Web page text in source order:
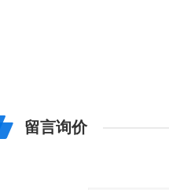
留言询价